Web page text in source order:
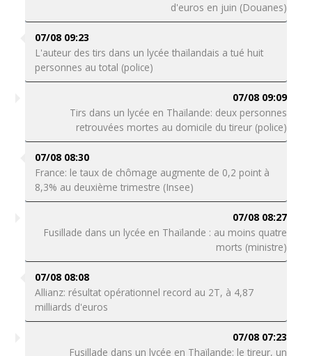
d'euros en juin (Douanes)
07/08 09:23
L'auteur des tirs dans un lycée thaïlandais a tué huit
personnes au total (police)
07/08 09:09
Tirs dans un lycée en Thaïlande: deux personnes
retrouvées mortes au domicile du tireur (police)
07/08 08:30
France: le taux de chômage augmente de 0,2 point à
8,3% au deuxième trimestre (Insee)
07/08 08:27
Fusillade dans un lycée en Thaïlande : au moins quatre
morts (ministre)
07/08 08:08
Allianz: résultat opérationnel record au 2T, à 4,87
milliards d'euros
07/08 07:23
Fusillade dans un lycée en Thaïlande: le tireur, un